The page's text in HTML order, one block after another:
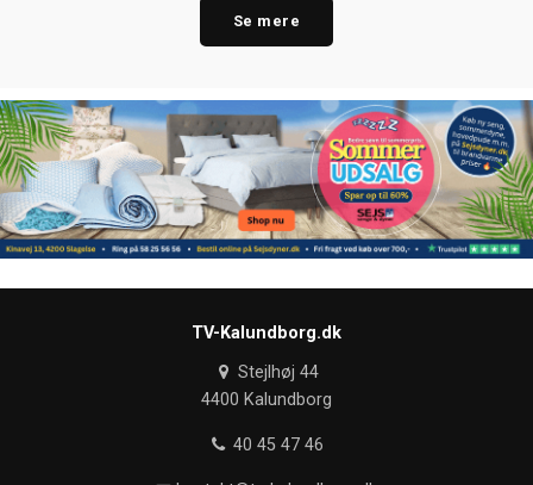
Se mere
TV-Kalundborg.dk
Stejlhøj 44
4400 Kalundborg
40 45 47 46